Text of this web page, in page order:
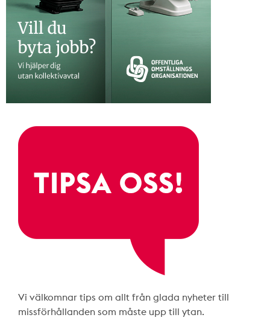
Vi välkomnar tips om allt från glada nyheter till
missförhållanden som måste upp till ytan.